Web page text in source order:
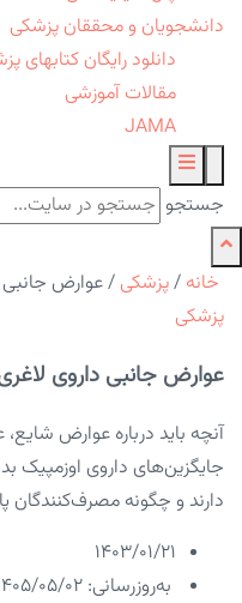
دانشجویان و محققان پزشکی
دانلود رایگان کتابهای
مقالات آموزشی
JAMA
جستجو
خانه /پزشکی /عوارض
پزشکی
عوارض جانبی داروی
آنچه باید درباره عوارض
جایگزین‌های داروی اوزمپیک
دارند و چگونه
۱۴۰۳/۰۱/۲۱
به‌روزرسانی: ۱۴۰۵/۰۵/۰۲